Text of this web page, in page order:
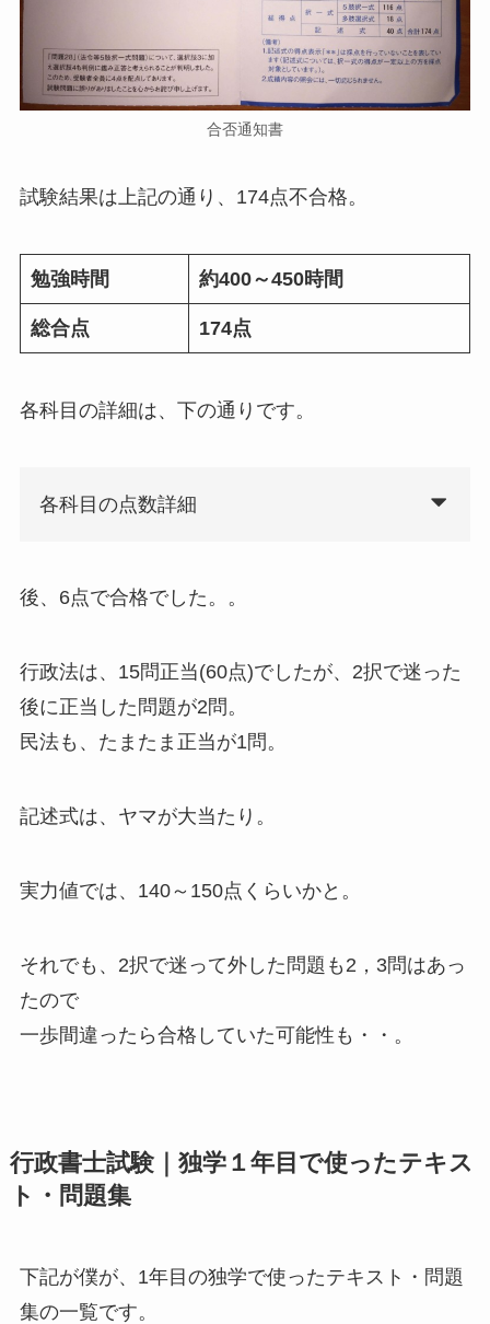
合否通知書
試験結果は上記の通り、174点不合格。
勉強時間 約400～450時間
総合点 174点
各科目の詳細は、下の通りです。
各科目の点数詳細
後、6点で合格でした。。
行政法は、15問正当(60点)でしたが、2択で迷った
後に正当した問題が2問。
民法も、たまたま正当が1問。
記述式は、ヤマが大当たり。
実力値では、140～150点くらいかと。
それでも、2択で迷って外した問題も2，3問はあっ
たので
一歩間違ったら合格していた可能性も・・。
行政書士試験｜独学１年目で使ったテキス
ト・問題集
下記が僕が、1年目の独学で使ったテキスト・問題
集の一覧です。